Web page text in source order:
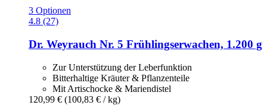
3 Optionen
4.8 (27)
Dr. Weyrauch Nr. 5 Frühlingserwachen, 1.200 g
Zur Unterstützung der Leberfunktion
Bitterhaltige Kräuter & Pflanzenteile
Mit Artischocke & Mariendistel
120,99 € (100,83 € / kg)